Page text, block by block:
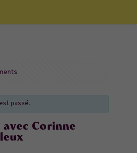
passé.
Corinne